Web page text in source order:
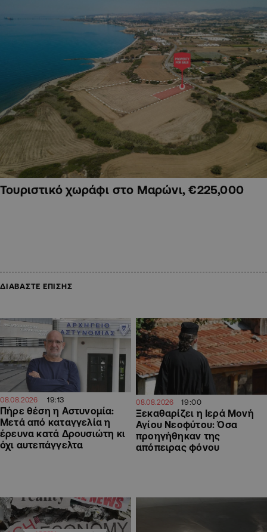
Τουριστικό χωράφι στο Μαρώνι, €225,000
ΔΙΑΒΑΣΤΕ ΕΠΙΣΗΣ
08.08.2026 19:13
Πήρε θέση η Αστυνομία:
Μετά από καταγγελία η
έρευνα κατά Δρουσιώτη κι
όχι αυτεπάγγελτα
08.08.2026 19:00
Ξεκαθαρίζει η Ιερά Μονή
Αγίου Νεοφύτου: Όσα
προηγήθηκαν της
απόπειρας φόνου